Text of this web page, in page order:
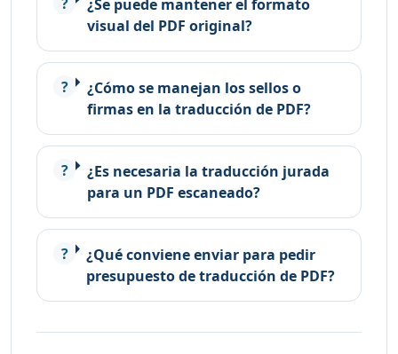
¿Se puede mantener el formato
visual del PDF original?
¿Cómo se manejan los sellos o
firmas en la traducción de PDF?
¿Es necesaria la traducción jurada
para un PDF escaneado?
¿Qué conviene enviar para pedir
presupuesto de traducción de PDF?